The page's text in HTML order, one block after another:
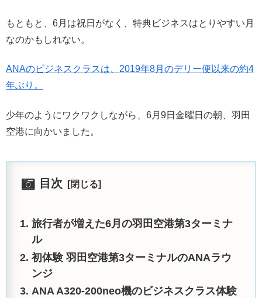
もともと、6月は祝日がなく、特典ビジネスはとりやすい月
なのかもしれない。
ANAのビジネスクラスは、2019年8月のデリー便以来の約4
年ぶり。
少年のようにワクワクしながら、6月9日金曜日の朝、羽田
空港に向かいました。
目次
旅行者が増えた6月の羽田空港第3ターミナ
ル
初体験 羽田空港第3ターミナルのANAラウ
ンジ
ANA A320-200neo機のビジネスクラス体験